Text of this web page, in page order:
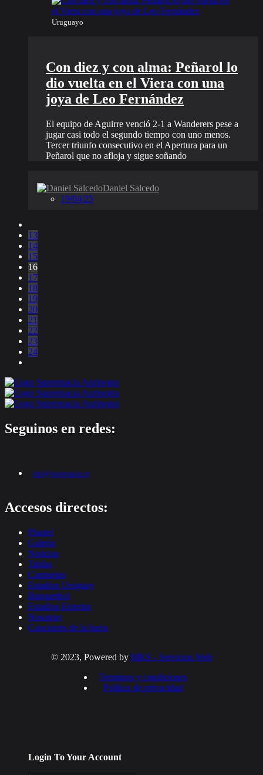
Uruguayo
Con diez y con alma: Peñarol lo
dio vuelta en el Viera con una
joya de Leo Fernández
El equipo de Aguirre venció 2-1 a Wanderers pese a
jugar casi todo el segundo tiempo con uno menos.
Tercer triunfo consecutivo en el Apertura para un
Peñarol que no afloja y sigue soñando
Daniel Salcedo
19/04/25
13
14
15
16
17
18
19
20
21
22
23
24
Seguinos en redes:
info@supremacia.uy
Accesos directos:
Plantel
Galería
Noticias
Tablas
Camisetas
Estadios Uruguay
Basquetbol
Estadios Exterior
Nosotros
Canciones de la barra
© 2023, Powered by MKS - Servicios Web
Terminos y condiciones
Política de privacidad
Login To Your Account